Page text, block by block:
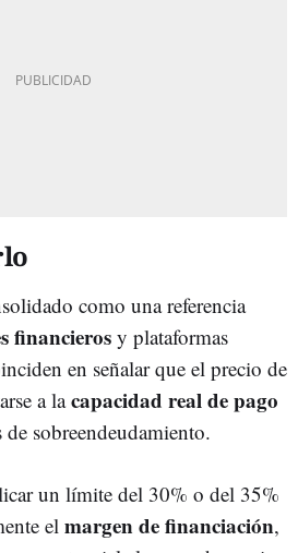
como una referencia
financierosy plataformas
en señalar que el precio de
a lacapacidad real de pago
sobreendeudamiento.
un límite del 30% o del 35%
el margen de financiación,